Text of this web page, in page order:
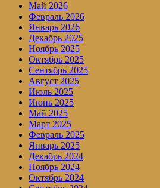
Май 2026
Февраль 2026
Январь 2026
Декабрь 2025
Ноябрь 2025
Октябрь 2025
Сентябрь 2025
Август 2025
Июль 2025
Июнь 2025
Май 2025
Март 2025
Февраль 2025
Январь 2025
Декабрь 2024
Ноябрь 2024
Октябрь 2024